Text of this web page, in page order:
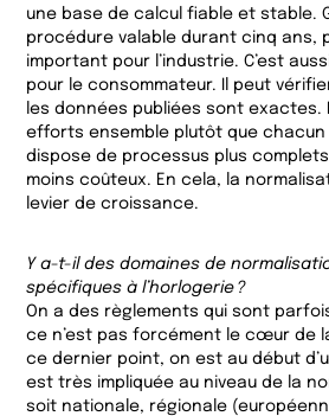
une base de calcul fiable et stable.
procédure valable durant cinq ans,
important pour l’industrie. C’est
pour le consommateur. Il peut
les données publiées sont exactes.
efforts ensemble plutôt que chacun
dispose de processus plus
moins coûteux. En cela, la
levier de croissance.
Y a-t-il des domaines de
spécifiques à l’horlogerie ?
On a des règlements qui sont
ce n’est pas forcément le cœur de
ce dernier point, on est au début
est très impliquée au niveau de la
soit nationale, régionale